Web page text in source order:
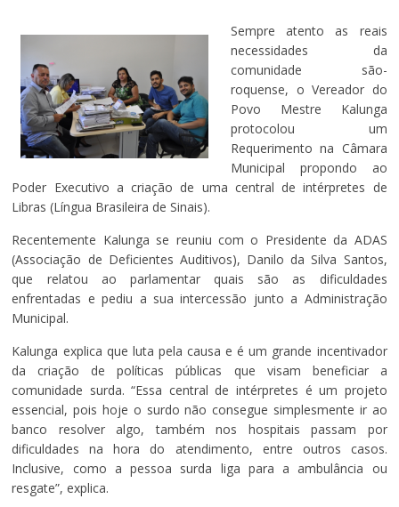
Sempre atento as reais
necessidades da
comunidade são-
roquense, o Vereador do
Povo Mestre Kalunga
protocolou um
Requerimento na Câmara
Municipal propondo ao
Poder Executivo a criação de uma central de intérpretes de
Libras (Língua Brasileira de Sinais).
Recentemente Kalunga se reuniu com o Presidente da ADAS
(Associação de Deficientes Auditivos), Danilo da Silva Santos,
que relatou ao parlamentar quais são as dificuldades
enfrentadas e pediu a sua intercessão junto a Administração
Municipal.
Kalunga explica que luta pela causa e é um grande incentivador
da criação de políticas públicas que visam beneficiar a
comunidade surda. “Essa central de intérpretes é um projeto
essencial, pois hoje o surdo não consegue simplesmente ir ao
banco resolver algo, também nos hospitais passam por
dificuldades na hora do atendimento, entre outros casos.
Inclusive, como a pessoa surda liga para a ambulância ou
resgate”, explica.